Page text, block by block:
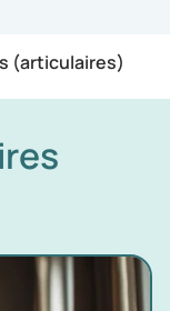
(articulaires)